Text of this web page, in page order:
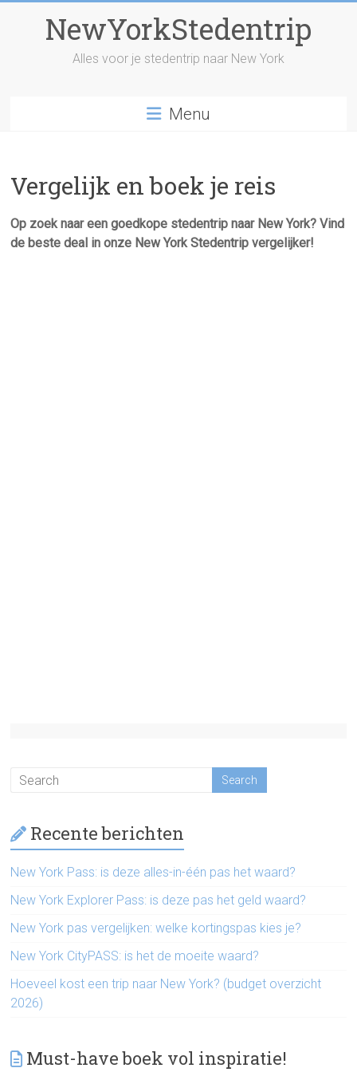
NewYorkStedentrip
Alles voor je stedentrip naar New York
Menu
Vergelijk en boek je reis
Op zoek naar een goedkope stedentrip naar New York? Vind
de beste deal in onze New York Stedentrip vergelijker!
Recente berichten
New York Pass: is deze alles-in-één pas het waard?
New York Explorer Pass: is deze pas het geld waard?
New York pas vergelijken: welke kortingspas kies je?
New York CityPASS: is het de moeite waard?
Hoeveel kost een trip naar New York? (budget overzicht
2026)
Must-have boek vol inspiratie!